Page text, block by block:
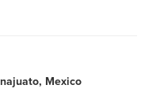
Mexico